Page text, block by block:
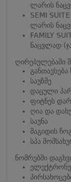
ლარის
SEMI
ლარის
FAMILY
ნაცვლად
ღირებულებაში
საუზმე
დაცული
ფიტნეს
ღია და
საუნა
მაგიდის
სპა
ნომრებში